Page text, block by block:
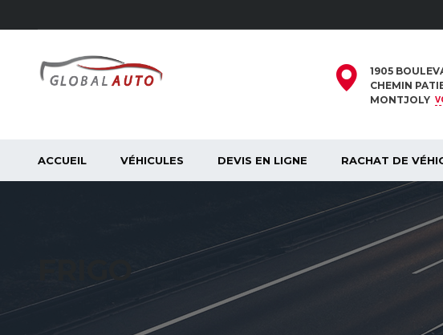
1905
CHEMIN
MONTJOLY
ACCUEIL VÉHICULES DEVIS EN LIGNE RACHAT DE
FRIGO